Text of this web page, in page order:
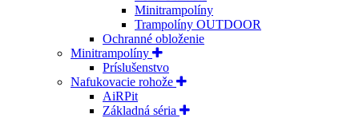
Minitrampolíny
Trampolíny OUTDOOR
Ochranné obloženie
Minitrampolíny
Príslušenstvo
Nafukovacie rohože
AiRPit
Základná séria